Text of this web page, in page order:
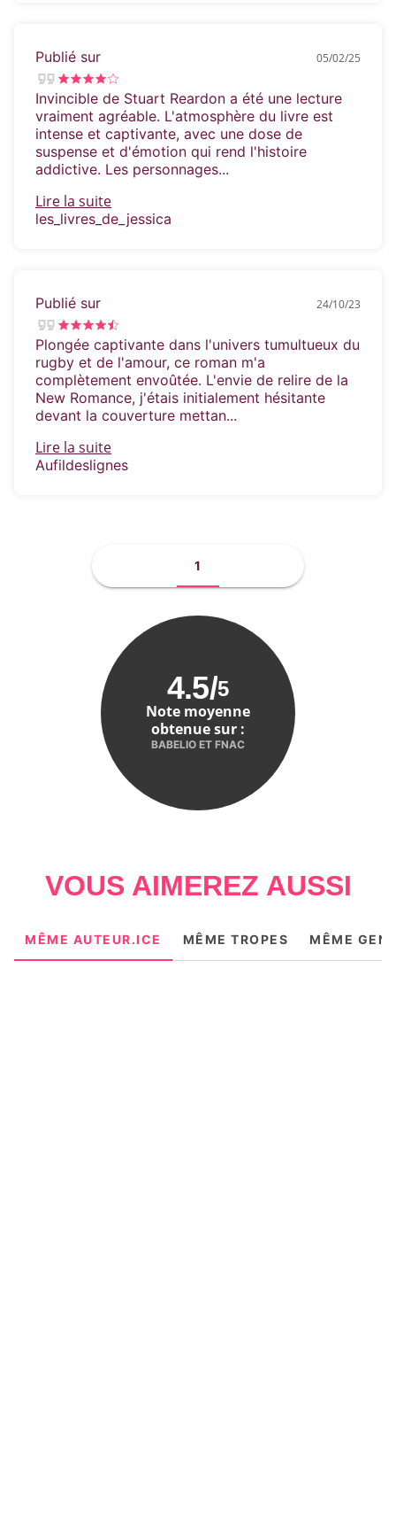
Publié sur 05/02/25
Invincible de Stuart Reardon a été une lecture
vraiment agréable. L'atmosphère du livre est
intense et captivante, avec une dose de
suspense et d'émotion qui rend l'histoire
addictive. Les personnages...
Lire la suite
les_livres_de_jessica
Publié sur 24/10/23
Plongée captivante dans l'univers tumultueux du
rugby et de l'amour, ce roman m'a
complètement envoûtée. L'envie de relire de la
New Romance, j'étais initialement hésitante
devant la couverture mettan...
Lire la suite
Aufildeslignes
1
4.5/5
Note moyenne
obtenue sur :
BABELIO ET FNAC
VOUS AIMEREZ AUSSI
MÊME AUTEUR.ICE MÊME TROPES MÊME